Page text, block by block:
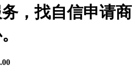
，找自信申请商